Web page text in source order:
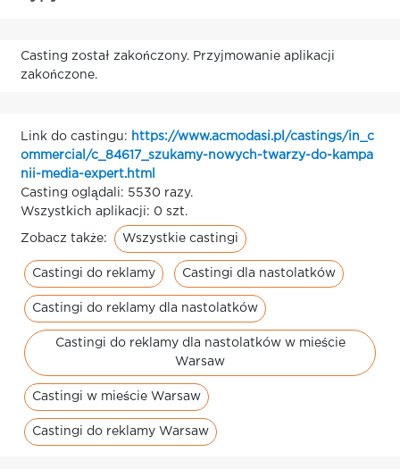
Casting został zakończony. Przyjmowanie aplikacji
zakończone.
Link do castingu: https://www.acmodasi.pl/castings/in_c
ommercial/c_84617_szukamy-nowych-twarzy-do-kampa
nii-media-expert.html
Casting oglądali: 5530 razy.
Wszystkich aplikacji: 0 szt.
Zobacz także: Wszystkie castingi
Castingi do reklamy Castingi dla nastolatków
Castingi do reklamy dla nastolatków
Castingi do reklamy dla nastolatków w mieście
Warsaw
Castingi w mieście Warsaw
Castingi do reklamy Warsaw